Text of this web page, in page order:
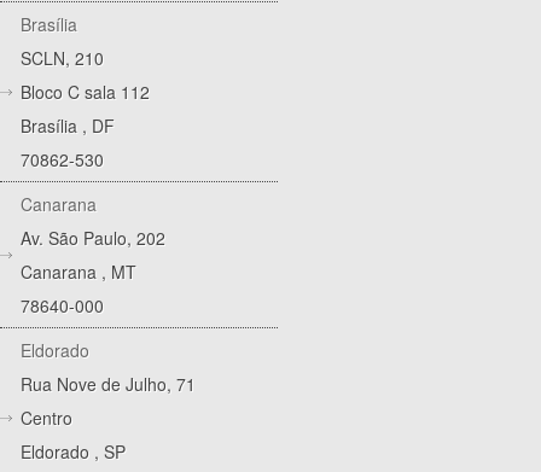
Brasília
SCLN, 210
Bloco C sala 112
Brasília , DF
70862-530
Canarana
Av. São Paulo, 202
Canarana , MT
78640-000
Eldorado
Rua Nove de Julho, 71
Centro
Eldorado , SP